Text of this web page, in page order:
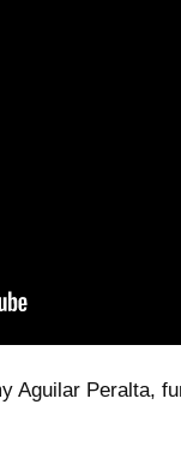
Aguilar Peralta,